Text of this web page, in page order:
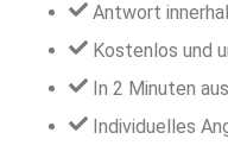
Antwort
Kostenlos und
In 2 Minuten
Individuelles